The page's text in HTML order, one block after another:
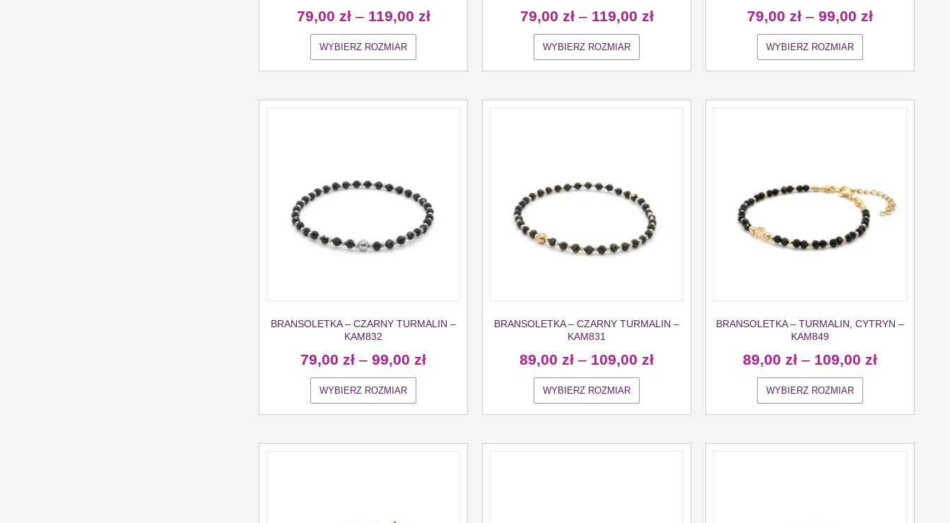
79,00 zł – 119,00 zł
WYBIERZ ROZMIAR
79,00 zł – 119,00 zł
WYBIERZ ROZMIAR
79,00 zł – 99,00 zł
WYBIERZ ROZMIAR
BRANSOLETKA – CZARNY TURMALIN –
KAM832
79,00 zł – 99,00 zł
WYBIERZ ROZMIAR
BRANSOLETKA – CZARNY TURMALIN –
KAM831
89,00 zł – 109,00 zł
WYBIERZ ROZMIAR
BRANSOLETKA – TURMALIN, CYTRYN –
KAM849
89,00 zł – 109,00 zł
WYBIERZ ROZMIAR